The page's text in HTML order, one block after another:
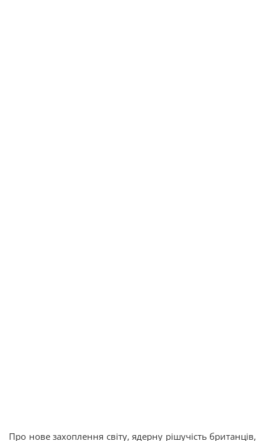
Про нове захоплення світу, ядерну рішучість британців,